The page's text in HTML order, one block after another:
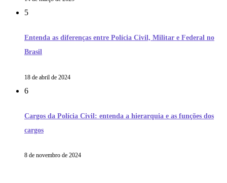
5
Entenda as diferenças entre Polícia Civil, Militar e Federal no
Brasil
18 de abril de 2024
6
Cargos da Polícia Civil: entenda a hierarquia e as funções dos
cargos
8 de novembro de 2024